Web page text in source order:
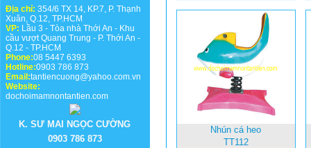
Địa chỉ: 354/6 TX 14, KP.7, P. Thạnh
Xuân, Q.12, TP.HCM
VP: Lầu 3 - Tòa nhà Thới An - Khu
cầu vượt Quang Trung - P. Thới An -
Q.12 - TP.HCM
Phone:08 5447 6393
Hotline:0903 786 873
Email:tantiencuong@yahoo.com.vn
Website:
dochoimamnontantien.com
K. SƯ MAI NGỌC CƯỜNG
0903 786 873
Nhún cá heo
TT112